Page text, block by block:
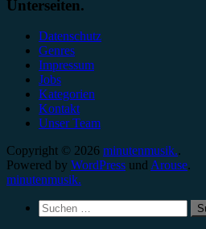
Unterseiten.
Datenschutz
Genres
Impressum
Jobs
Kategorien
Kontakt
Unser Team
Copyright © 2026 minutenmusik..
Powered by WordPress und Arouse.
minutenmusik.
Suchen
nach: